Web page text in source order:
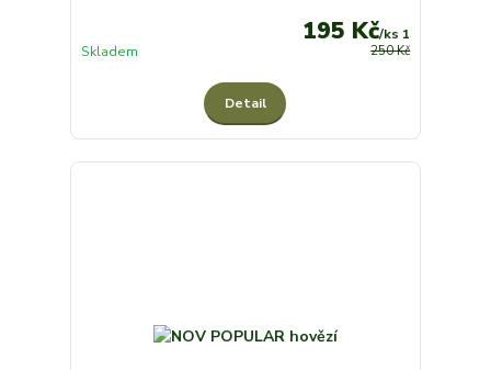
250 Kč
195 Kč/ks 1
Skladem
Detail